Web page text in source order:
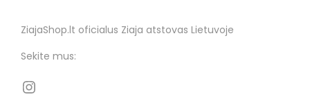
ZiajaShop.lt oficialus Ziaja atstovas Lietuvoje
Sekite mus: